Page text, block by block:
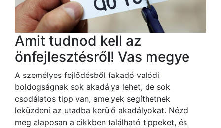
Amit tudnod kell az
önfejlesztésről! Vas megye
A személyes fejlődésből fakadó valódi
boldogságnak sok akadálya lehet, de sok
csodálatos tipp van, amelyek segíthetnek
leküzdeni az utadba kerülő akadályokat. Nézd
meg alaposan a cikkben található tippeket, és